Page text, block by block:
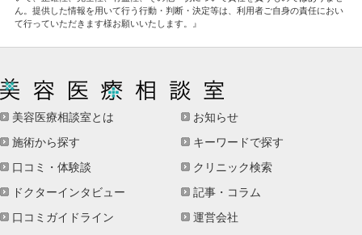
ん。提供した情報を用いて行う行動・判断・決定等は、利用者ご自身の責任におい
て行っていただきます様お願いいたします。』
美容医療相談室とは
お知らせ
施術から探す
キーワードで探す
口コミ・体験談
クリニック検索
ドクターインタビュー
記事・コラム
口コミガイドライン
運営会社